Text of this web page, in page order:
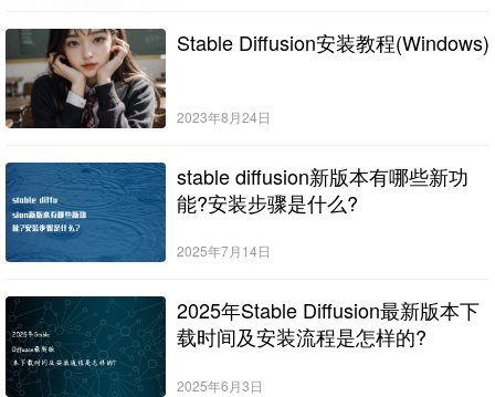
Stable Diffusion安装教程(Windows)
2023年8月24日
stable diffusion新版本有哪些新功
能?安装步骤是什么?
2025年7月14日
2025年Stable Diffusion最新版本下
载时间及安装流程是怎样的?
2025年6月3日